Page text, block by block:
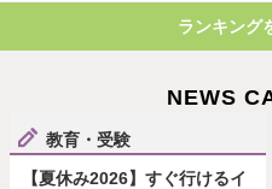
ランキング
NEWS
教育・受験
【夏休み2026】すぐ行けるイ